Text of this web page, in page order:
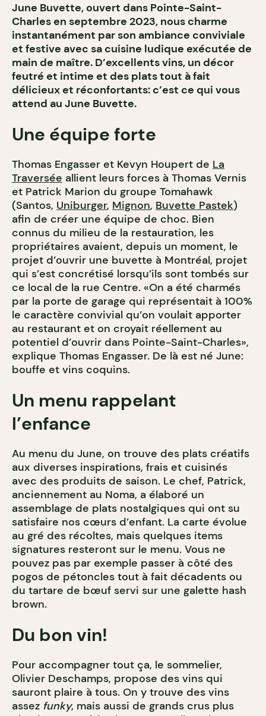
June Buvette, ouvert dans Pointe-Saint-
Charles en septembre 2023, nous charme
instantanément par son ambiance conviviale
et festive avec sa cuisine ludique exécutée de
main de maître. D’excellents vins, un décor
feutré et intime et des plats tout à fait
délicieux et réconfortants: c’est ce qui vous
attend au June Buvette.
Une équipe forte
Thomas Engasser et Kevyn Houpert de La
Traversée allient leurs forces à Thomas Vernis
et Patrick Marion du groupe Tomahawk
(Santos, Uniburger, Mignon, Buvette Pastek)
afin de créer une équipe de choc. Bien
connus du milieu de la restauration, les
propriétaires avaient, depuis un moment, le
projet d’ouvrir une buvette à Montréal, projet
qui s’est concrétisé lorsqu’ils sont tombés sur
ce local de la rue Centre. «On a été charmés
par la porte de garage qui représentait à 100%
le caractère convivial qu’on voulait apporter
au restaurant et on croyait réellement au
potentiel d’ouvrir dans Pointe-Saint-Charles»,
explique Thomas Engasser. De là est né June:
bouffe et vins coquins.
Un menu rappelant
l’enfance
Au menu du June, on trouve des plats créatifs
aux diverses inspirations, frais et cuisinés
avec des produits de saison. Le chef, Patrick,
anciennement au Noma, a élaboré un
assemblage de plats nostalgiques qui ont su
satisfaire nos cœurs d’enfant. La carte évolue
au gré des récoltes, mais quelques items
signatures resteront sur le menu. Vous ne
pouvez pas par exemple passer à côté des
pogos de pétoncles tout à fait décadents ou
du tartare de bœuf servi sur une galette hash
brown.
Du bon vin!
Pour accompagner tout ça, le sommelier,
Olivier Deschamps, propose des vins qui
sauront plaire à tous. On y trouve des vins
assez funky, mais aussi de grands crus plus